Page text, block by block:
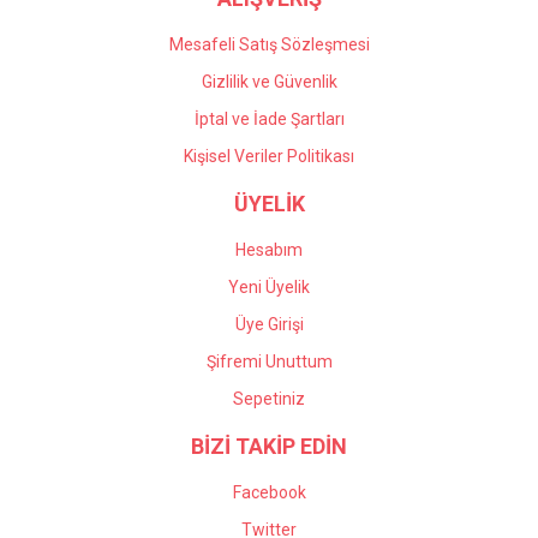
Mesafeli Satış Sözleşmesi
Gizlilik ve Güvenlik
İptal ve İade Şartları
Kişisel Veriler Politikası
ÜYELİK
Hesabım
Yeni Üyelik
Üye Girişi
Şifremi Unuttum
Sepetiniz
BİZİ TAKİP EDİN
Facebook
Twitter